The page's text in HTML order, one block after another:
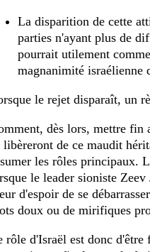
La disparition de cette
parties n'ayant plus de
pourrait utilement
magnanimité israélienne
le rejet disparaît, un
dès lors, mettre fin
libèreront de ce maudit
les rôles principaux.
le leader sioniste
d'espoir de se
doux ou de mirifiques
rôle d'Israël est donc d'être